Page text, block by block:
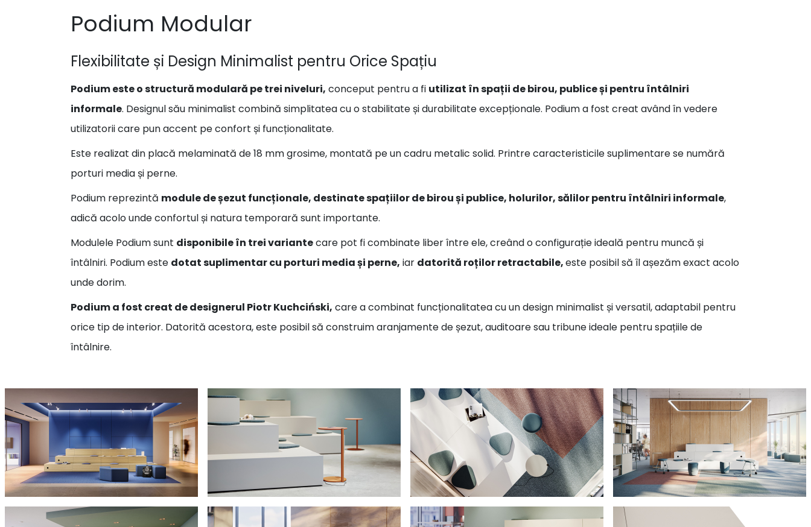
Podium Modular
Flexibilitate și Design Minimalist pentru Orice Spațiu
Podium este o structură modulară pe trei niveluri, conceput pentru a fi utilizat în spații de birou, publice și pentru întâlniri
informale. Designul său minimalist combină simplitatea cu o stabilitate și durabilitate excepționale. Podium a fost creat având în vedere
utilizatorii care pun accent pe confort și funcționalitate.
Este realizat din placă melaminată de 18 mm grosime, montată pe un cadru metalic solid. Printre caracteristicile suplimentare se numără
porturi media și perne.
Podium reprezintă module de șezut funcționale, destinate spațiilor de birou și publice, holurilor, sălilor pentru întâlniri informale,
adică acolo unde confortul și natura temporară sunt importante.
Modulele Podium sunt disponibile în trei variantecare pot fi combinate liber între ele, creând o configurație ideală pentru muncă și
întâlniri. Podium este dotat suplimentar cu porturi media și perne, iar datorită roților retractabile,este posibil să îl așezăm exact acolo
unde dorim.
Podium a fost creat de designerul Piotr Kuchciński, care a combinat funcționalitatea cu un design minimalist și versatil, adaptabil pentru
orice tip de interior.​ Datorită acestora, este posibil să construim aranjamente de șezut, auditoare sau tribune ideale pentru spațiile de
întâlnire.